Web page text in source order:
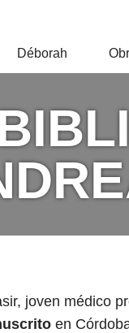
Déborah
joven médico
en